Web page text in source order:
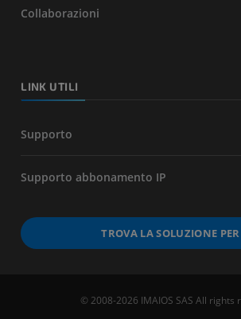
Collaborazioni
LINK UTILI
Supporto
Supporto abbonamento IP
TROVA LA SOLUZIONE PER
© 2008-2026 IMAIOS SAS All rights